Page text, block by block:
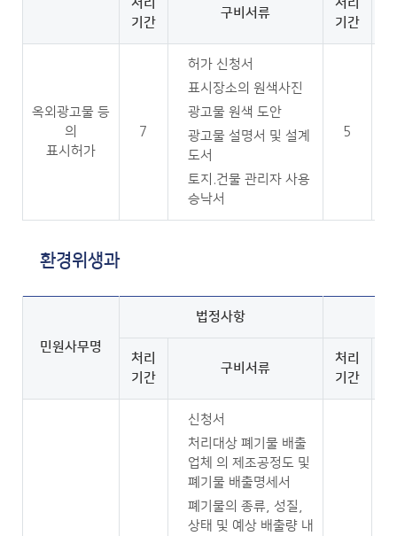
처리
기간
구비서류
처리
기간
옥외광고물 등
의
표시허가
7
허가 신청서
표시장소의 원색사진
광고물 원색 도안
광고물 설명서 및 설계
도서
토지.건물 관리자 사용
승낙서
5
환경위생과
민원사무명
법정사항
처리
기간
구비서류
처리
기간
신청서
처리대상 폐기물 배출
업체 의 제조공정도 및
폐기물 배출명세서
폐기물의 종류, 성질,
상태 및 예상 배출량 내